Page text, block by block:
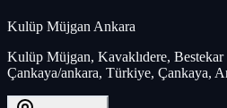
Kulüp Müjgan Ankara
Kulüp Müjgan, Kavaklıdere,
Çankaya/ankara, Türkiye, Çankaya,